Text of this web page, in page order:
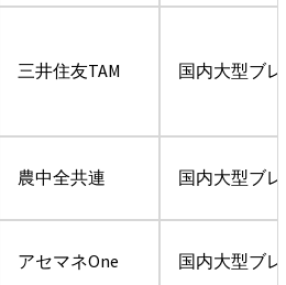
三井住友TAM 国内大型ブ
農中全共連 国内大型ブ
アセマネOne 国内大型ブ